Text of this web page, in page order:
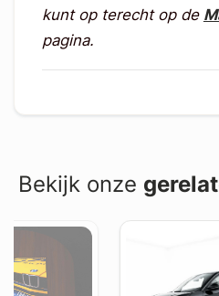
kunt op terecht op de
pagina.
Bekijk onze